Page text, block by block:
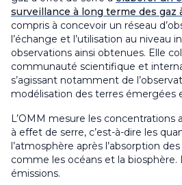
surveillance à long terme des gaz
compris à concevoir un réseau
l’échange et l’utilisation au niveau
observations ainsi obtenues. Elle
communauté scientifique et
s’agissant notamment de
modélisation des terres émergées
L’OMM mesure les concentrations
à effet de serre, c’est-à-dire les
l’atmosphère après l’absorption
comme les océans et la biosphère.
émissions.